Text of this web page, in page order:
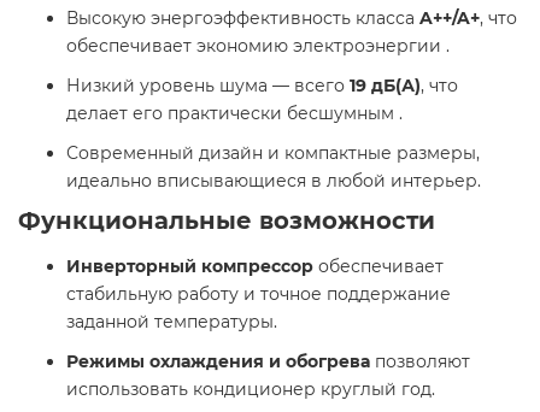
Высокую энергоэффективность класса A++/A+, что
обеспечивает экономию электроэнергии .​
Низкий уровень шума — всего 19 дБ(А), что
делает его практически бесшумным .​
Современный дизайн и компактные размеры,
идеально вписывающиеся в любой интерьер.​
Функциональные возможности
Инверторный компрессор обеспечивает
стабильную работу и точное поддержание
заданной температуры.​
Режимы охлаждения и обогрева позволяют
использовать кондиционер круглый год.​